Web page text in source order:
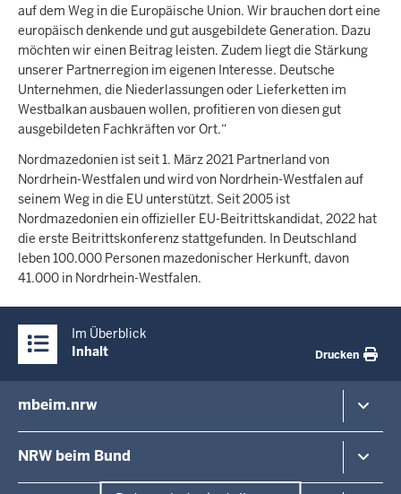
auf dem Weg in die Europäische Union. Wir brauchen dort eine
europäisch denkende und gut ausgebildete Generation. Dazu
möchten wir einen Beitrag leisten. Zudem liegt die Stärkung
unserer Partnerregion im eigenen Interesse. Deutsche
Unternehmen, die Niederlassungen oder Lieferketten im
Westbalkan ausbauen wollen, profitieren von diesen gut
ausgebildeten Fachkräften vor Ort.“
Nordmazedonien ist seit 1. März 2021 Partnerland von
Nordrhein-Westfalen und wird von Nordrhein-Westfalen auf
seinem Weg in die EU unterstützt. Seit 2005 ist
Nordmazedonien ein offizieller EU-Beitrittskandidat, 2022 hat
die erste Beitrittskonferenz stattgefunden. In Deutschland
leben 100.000 Personen mazedonischer Herkunft, davon
41.000 in Nordrhein-Westfalen.
Inhalte
Im Überblick
Inhalt
Drucken
Inhaltsübersicht
mbeim.nrw
NRW beim Bund